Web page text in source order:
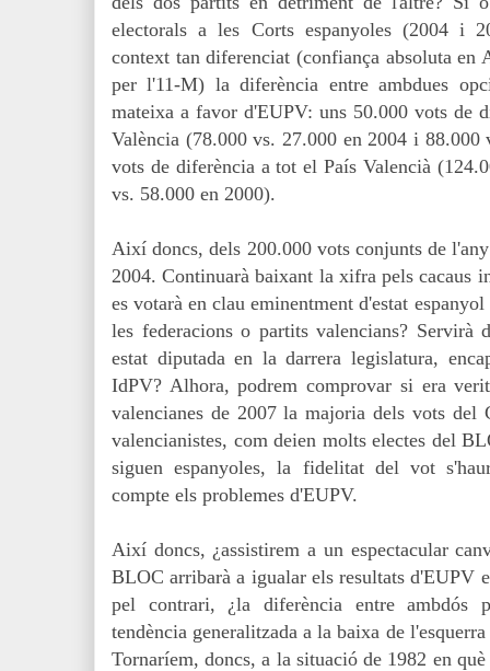
electorals a les Corts espanyoles (2004 i
context tan diferenciat (confiança absoluta en
per l'11-M) la diferència entre ambdues
mateixa a favor d'EUPV: uns 50.000 vots de
València (78.000 vs. 27.000 en 2004 i 88.000
vots de diferència a tot el País Valencià (
vs. 58.000 en 2000).
Així doncs, dels 200.000 vots conjunts de
2004. Continuarà baixant la xifra pels cacaus
es votarà en clau eminentment d'estat
les federacions o partits valencians? Servirà
estat diputada en la darrera legislatura,
IdPV? Alhora, podrem comprovar si era
valencianes de 2007la majoria dels vots del
valencianistes, com deien molts electes del
siguen espanyoles, la fidelitat del vot
compte els problemes d'EUPV.
Així doncs, ¿assistirem a un espectacular
BLOC arribarà a igualar els resultats d'EUPV
pel contrari, ¿la diferència entre ambdós
tendència generalitzada a la baixa de
Tornaríem, doncs, a la situació de 1982 en